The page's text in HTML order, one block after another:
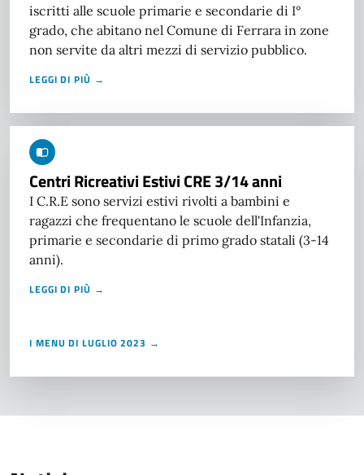
iscritti alle scuole primarie e secondarie di I°
grado, che abitano nel Comune di Ferrara in zone
non servite da altri mezzi di servizio pubblico.
LEGGI DI PIÙ →
Centri Ricreativi Estivi CRE 3/14 anni
I C.R.E sono servizi estivi rivolti a bambini e
ragazzi che frequentano le scuole dell'Infanzia,
primarie e secondarie di primo grado statali (3-14
anni).
LEGGI DI PIÙ →
I MENU DI LUGLIO 2023 →